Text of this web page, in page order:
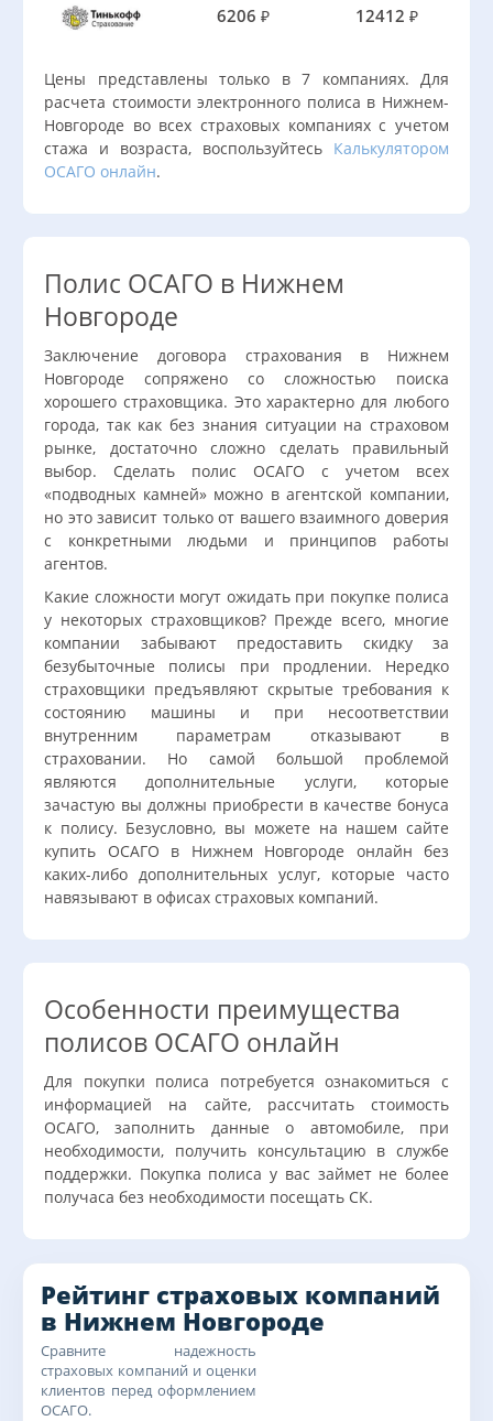
6206 ₽ 12412 ₽
Цены представлены только в 7 компаниях. Для
расчета стоимости электронного полиса в Нижнем-
Новгороде во всех страховых компаниях с учетом
стажа и возраста, воспользуйтесь Калькулятором
ОСАГО онлайн.
Полис ОСАГО в Нижнем
Новгороде
Заключение договора страхования в Нижнем
Новгороде сопряжено со сложностью поиска
хорошего страховщика. Это характерно для любого
города, так как без знания ситуации на страховом
рынке, достаточно сложно сделать правильный
выбор. Сделать полис ОСАГО с учетом всех
«подводных камней» можно в агентской компании,
но это зависит только от вашего взаимного доверия
с конкретными людьми и принципов работы
агентов.
Какие сложности могут ожидать при покупке полиса
у некоторых страховщиков? Прежде всего, многие
компании забывают предоставить скидку за
безубыточные полисы при продлении. Нередко
страховщики предъявляют скрытые требования к
состоянию машины и при несоответствии
внутренним параметрам отказывают в
страховании. Но самой большой проблемой
являются дополнительные услуги, которые
зачастую вы должны приобрести в качестве бонуса
к полису. Безусловно, вы можете на нашем сайте
купить ОСАГО в Нижнем Новгороде онлайн без
каких-либо дополнительных услуг, которые часто
навязывают в офисах страховых компаний.
Особенности преимущества
полисов ОСАГО онлайн
Для покупки полиса потребуется ознакомиться с
информацией на сайте, рассчитать стоимость
ОСАГО, заполнить данные о автомобиле, при
необходимости, получить консультацию в службе
поддержки. Покупка полиса у вас займет не более
получаса без необходимости посещать СК.
Рейтинг страховых компаний
в Нижнем Новгороде
Сравните надежность
страховых компаний и оценки
клиентов перед оформлением
ОСАГО.